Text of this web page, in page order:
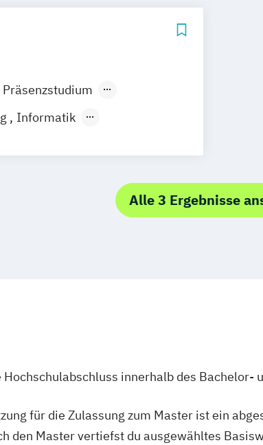
Informatik
Alle 3 Ergebnisse
innerhalb des Bachelor-
für die Zulassung zum Master ist ein
den Master vertiefst du ausgewähltes